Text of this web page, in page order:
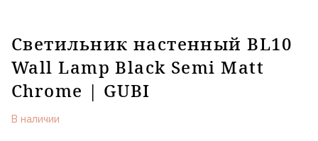
Светильник настенный BL10
Wall Lamp Black Semi Matt
Chrome | GUBI
В наличии